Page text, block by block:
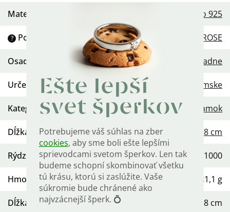
Ešte lepší
svet šperkov
Potrebujeme váš súhlas na zber
cookies, aby sme boli ešte lepšími
sprievodcami svetom šperkov. Len tak
budeme schopní skombinovať všetku
tú krásu, ktorú si zaslúžite. Vaše
súkromie bude chránené ako
najvzácnejší šperk. 💍
Materiál Striebro 925
? Povrchová úprava : Pozlátené ROSE
Osadenie Žiadne
Určenie Dámske
Kategória: Náramok
Dĺžka retiazky: 18 cm
Rýdzosť : Ag 925/1000
Hmotnosť ≤1,1 g
Dĺžka 18 cm